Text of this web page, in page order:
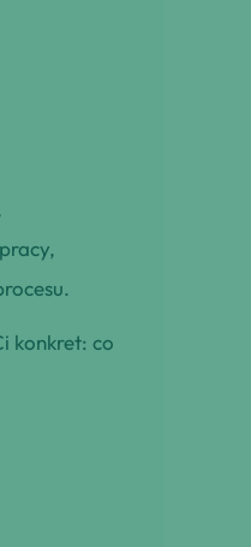
konkret: co